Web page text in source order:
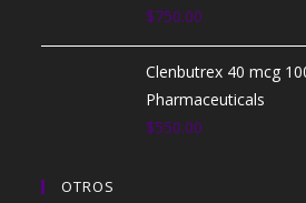
$750.00
Clenbutrex 40 mcg
Pharmaceuticals
$550.00
OTROS